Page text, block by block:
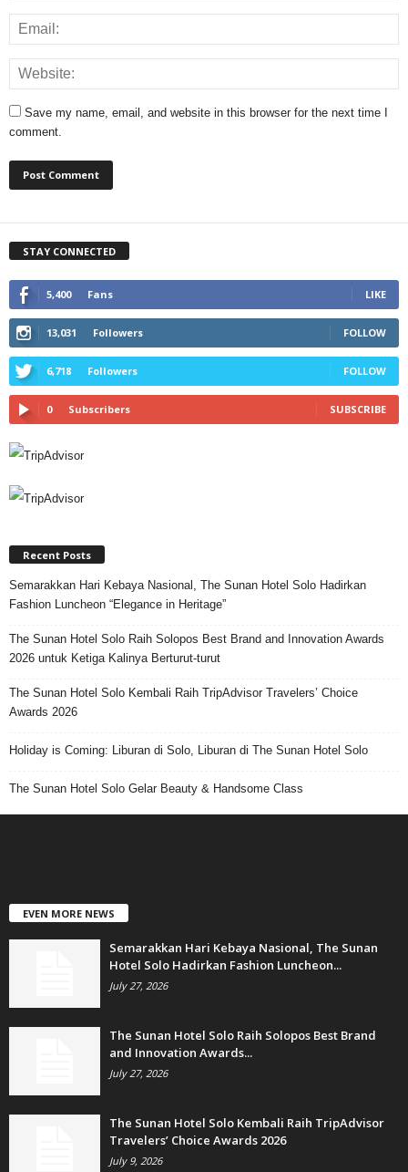
Save my name, email, and website in this browser for the next time I
comment.
STAY CONNECTED
5,400 Fans LIKE
13,031 Followers FOLLOW
6,718 Followers FOLLOW
0 Subscribers SUBSCRIBE
Recent Posts
Semarakkan Hari Kebaya Nasional, The Sunan Hotel Solo Hadirkan
Fashion Luncheon “Elegance in Heritage”
The Sunan Hotel Solo Raih Solopos Best Brand and Innovation Awards
2026 untuk Ketiga Kalinya Berturut-turut
The Sunan Hotel Solo Kembali Raih TripAdvisor Travelers’ Choice
Awards 2026
Holiday is Coming: Liburan di Solo, Liburan di The Sunan Hotel Solo
The Sunan Hotel Solo Gelar Beauty & Handsome Class
EVEN MORE NEWS
Semarakkan Hari Kebaya Nasional, The Sunan
Hotel Solo Hadirkan Fashion Luncheon...
July 27, 2026
The Sunan Hotel Solo Raih Solopos Best Brand
and Innovation Awards...
July 27, 2026
The Sunan Hotel Solo Kembali Raih TripAdvisor
Travelers’ Choice Awards 2026
July 9, 2026